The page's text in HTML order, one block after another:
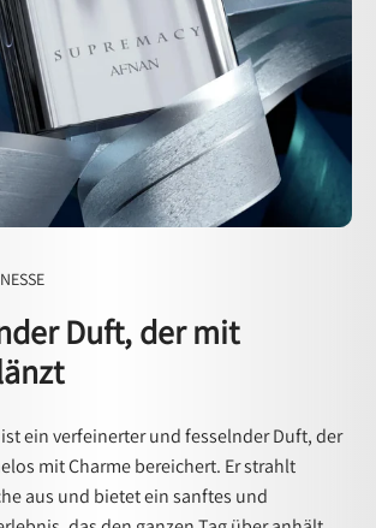
Duft, der mit
ein verfeinerter und fesselnder Duft, der
mit Charme bereichert. Er strahlt
aus und bietet ein sanftes und